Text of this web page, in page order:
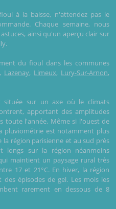
à la baisse, n'attendez pas le
Chaque semaine, nous
ainsi qu'un aperçu clair sur
du fioul dans les communes
, Lazenay, Limeux, Lury-Sur-Arnon,
située sur un axe où le climats
apportant des amplitudes
toute l'année. Même si l'ouest de
pluviométrie est notamment plus
région parisienne et au sud près
longs sur la région néanmoins
maintient un paysage rural très
17 et 21°C. En hiver, la région
des épisodes de gel. Les mois les
rarement en dessous de 8